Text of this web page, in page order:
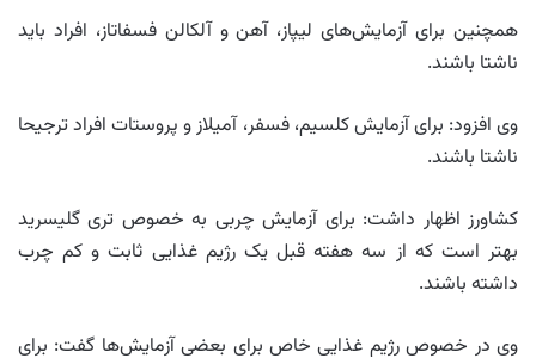
همچنین برای آزمایش‌های لیپاز، آهن و آلکالن فسفاتاز، افراد باید
ناشتا باشند.
وی افزود: برای آزمایش کلسیم، فسفر، آمیلاز و پروستات افراد ترجیحا
ناشتا باشند.
کشاورز اظهار داشت: برای آزمایش چربی به خصوص تری گلیسرید
بهتر است که از سه هفته قبل یک رژیم غذایی ثابت و کم چرب
داشته باشند.
وی در خصوص رژیم غذایی خاص برای بعضی آزمایش‌ها گفت: برای